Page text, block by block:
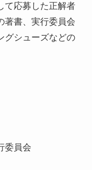
て応募した正解者
著書、実行委員会
グシューズなどの
委員会